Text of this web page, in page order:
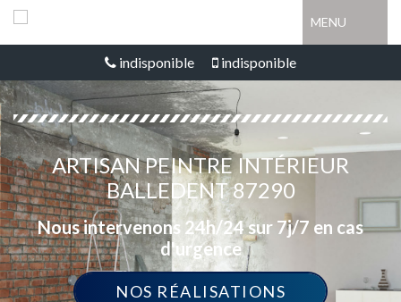
MENU
indisponible indisponible
ARTISAN PEINTRE INTÉRIEUR
BALLEDENT 87290
Nous intervenons 24h/24 sur 7j/7 en cas
d'urgence
NOS RÉALISATIONS